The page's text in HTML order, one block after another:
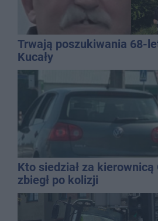
Trwają poszukiwania 68-
Kucały
Kto siedział za
zbiegł po kolizji